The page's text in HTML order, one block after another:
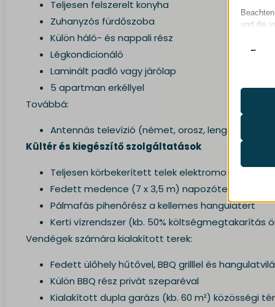
Teljesen felszerelt konyha
Zuhanyzós fürdőszoba
Külön háló- és nappali rész
Légkondicionáló
Laminált padló vagy járólap
5 apartman erkéllyel
Továbbá:
Antennás televízió (német, orosz, lengyel,
Kültér és kiegészítő szolgáltatások
Teljesen körbekerített telek elektromos kapuval
Fedett medence (7 x 3,5 m) napozóterasszal
Pálmafás pihenőrész a kellemes hangulatért
Kerti vízrendszer (kb. 50% költségmegtakarítás
Vendégek számára kialakított terek:
Fedett ülőhely hűtővel, BBQ grilllel és
Külön BBQ rész privát szeparéval
Kialakított dupla garázs (kb. 60 m²) közösségi
und die
keine
wp-
wp-